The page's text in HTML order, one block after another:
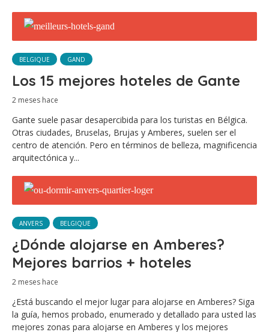
BELGIQUE GAND
Los 15 mejores hoteles de Gante
2 meses hace
Gante suele pasar desapercibida para los turistas en Bélgica.
Otras ciudades, Bruselas, Brujas y Amberes, suelen ser el
centro de atención. Pero en términos de belleza, magnificencia
arquitectónica y...
ANVERS BELGIQUE
¿Dónde alojarse en Amberes?
Mejores barrios + hoteles
2 meses hace
¿Está buscando el mejor lugar para alojarse en Amberes? Siga
la guía, hemos probado, enumerado y detallado para usted las
mejores zonas para alojarse en Amberes y los mejores